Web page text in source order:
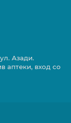
Азади.
аптеки, вход со